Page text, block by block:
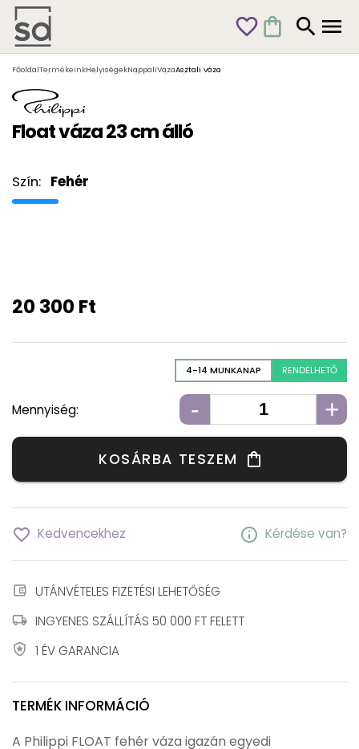
favorite_outline shopping_bag search menu
FőoldalTermékeinkHelyiségekNappaliVázaAsztali váza
Float váza 23 cm álló
20 300 Ft
Szín: Fehér
4-14 MUNKANAP RENDELHETŐ
Mennyiség: - +
KOSÁRBA TESZEM shopping_bag
favorite_border Kedvencekhez info Kérdése van?
account_balance_wallet UTÁNVÉTELES FIZETÉSI LEHETŐSÉG
local_shipping INGYENES SZÁLLÍTÁS 50 000 FT FELETT
local_police 1 ÉV GARANCIA
TERMÉK INFORMÁCIÓ
A Philippi FLOAT fehér váza igazán egyedi